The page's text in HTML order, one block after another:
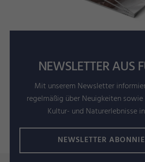
NEWSLETTER AUS
Mit unserem Newsletter
regelmäßig über Neuigkeiten
Kultur- und Naturerlebnisse
NEWSLETTER